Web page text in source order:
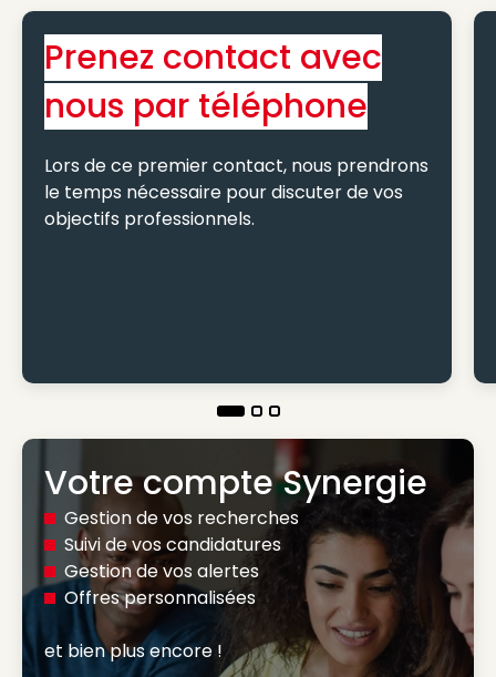
Prenez contact avec
nous par téléphone
Lors de ce premier contact, nous prendrons
le temps nécessaire pour discuter de vos
objectifs professionnels.
Votre compte Synergie
Gestion de vos recherches
Suivi de vos candidatures
Gestion de vos alertes
Offres personnalisées
et bien plus encore !